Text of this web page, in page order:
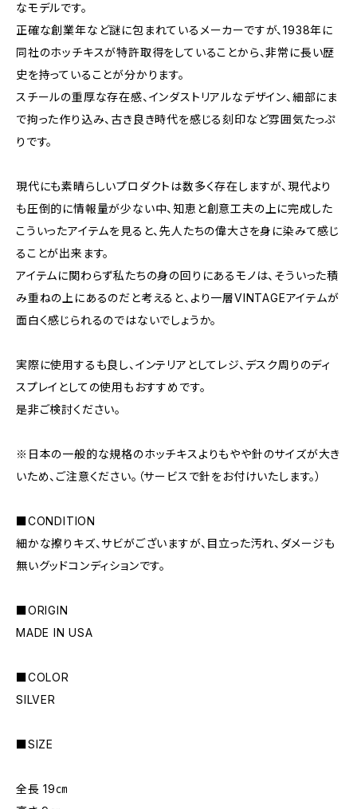
なモデルです。
正確な創業年など謎に包まれているメーカーですが、1938年に
同社のホッチキスが特許取得をしていることから、非常に長い歴
史を持っていることが分かります。
スチールの重厚な存在感、インダストリアルなデザイン、細部にま
で拘った作り込み、古き良き時代を感じる刻印など雰囲気たっぷ
りです。
現代にも素晴らしいプロダクトは数多く存在しますが、現代より
も圧倒的に情報量が少ない中、知恵と創意工夫の上に完成した
こういったアイテムを見ると、先人たちの偉大さを身に染みて感じ
ることが出来ます。
アイテムに関わらず私たちの身の回りにあるモノは、そういった積
み重ねの上にあるのだと考えると、より一層VINTAGEアイテムが
面白く感じられるのではないでしょうか。
実際に使用するも良し、インテリアとしてレジ、デスク周りのディ
スプレイとしての使用もおすすめです。
是非ご検討ください。
※日本の一般的な規格のホッチキスよりもやや針のサイズが大き
いため、ご注意ください。（サービスで針をお付けいたします。）
■CONDITION
細かな擦りキズ、サビがございますが、目立った汚れ、ダメージも
無いグッドコンディションです。
■ORIGIN
MADE IN USA
■COLOR
SILVER
■SIZE
全長 19㎝